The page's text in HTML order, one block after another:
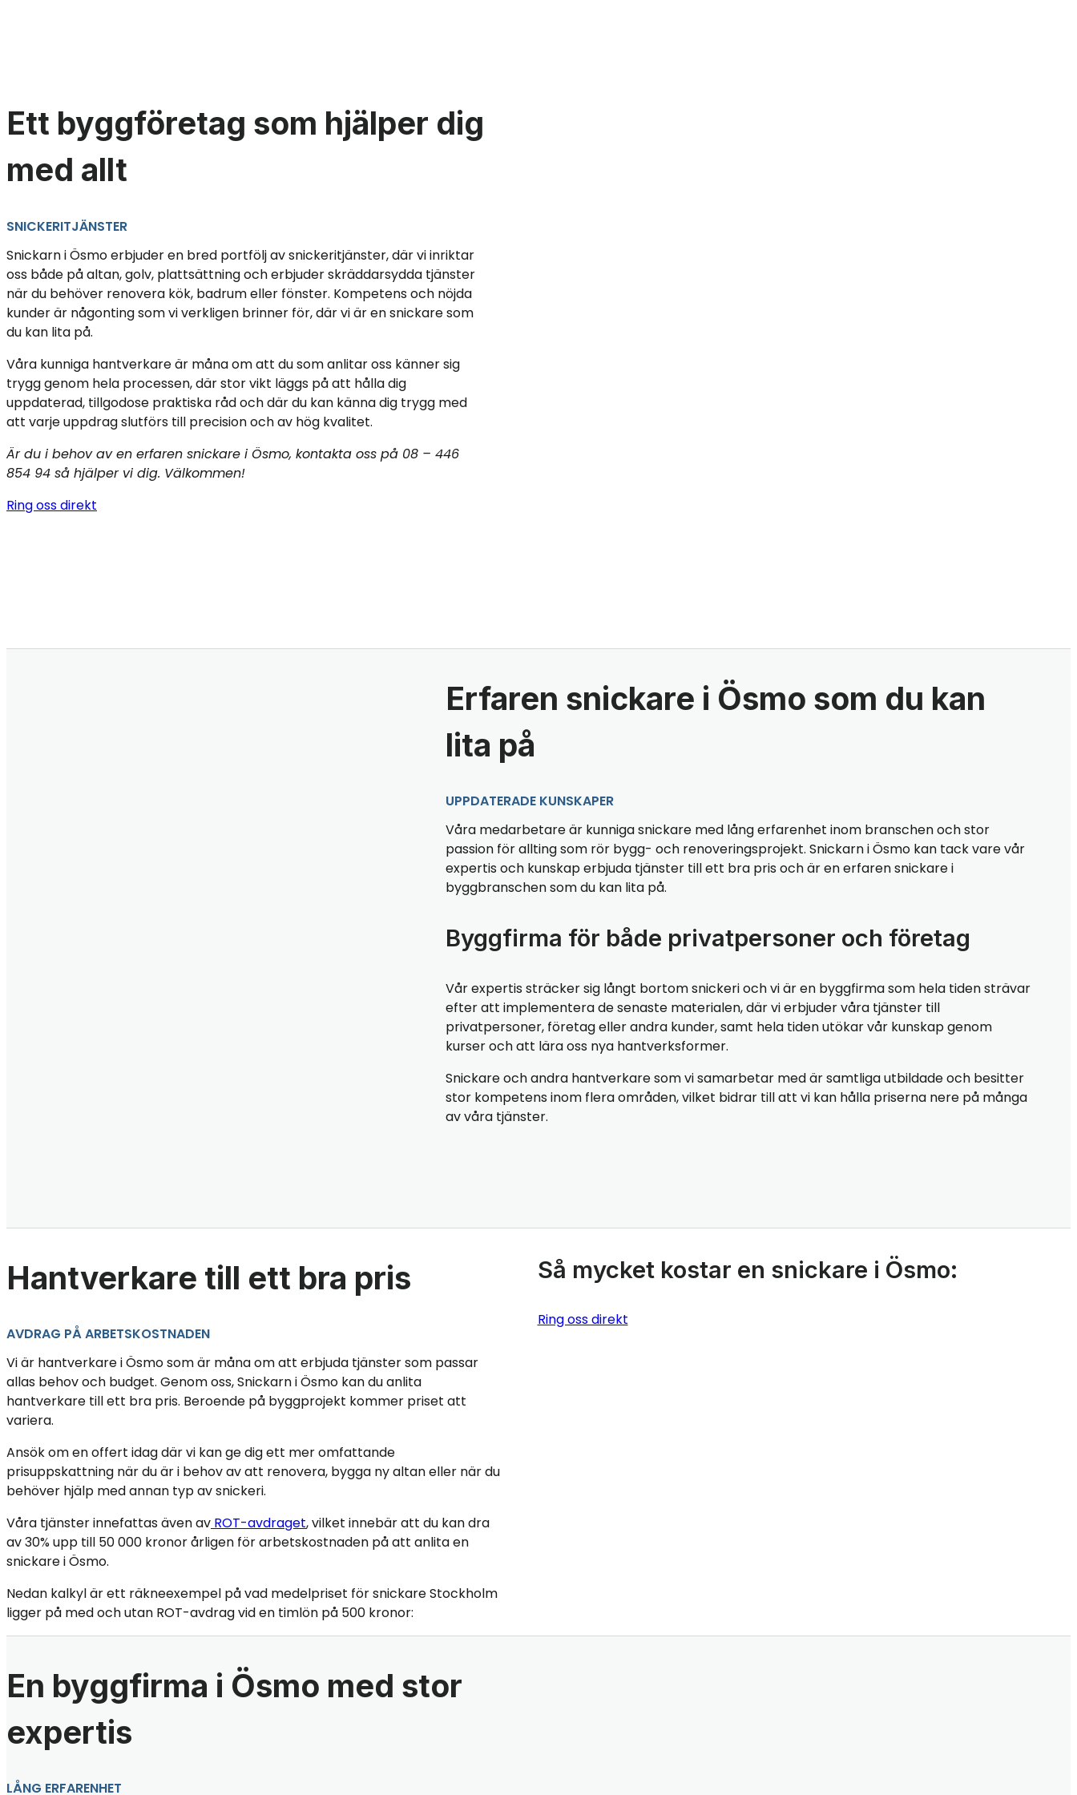
Ett byggföretag som hjälper dig
med allt
SNICKERITJÄNSTER
Snickarn i Ösmo erbjuder en bred portfölj av snickeritjänster, där vi inriktar
oss både på altan, golv, plattsättning och erbjuder skräddarsydda tjänster
när du behöver renovera kök, badrum eller fönster. Kompetens och nöjda
kunder är någonting som vi verkligen brinner för, där vi är en snickare som
du kan lita på.
Våra kunniga hantverkare är måna om att du som anlitar oss känner sig
trygg genom hela processen, där stor vikt läggs på att hålla dig
uppdaterad, tillgodose praktiska råd och där du kan känna dig trygg med
att varje uppdrag slutförs till precision och av hög kvalitet.
Är du i behov av en erfaren snickare i Ösmo, kontakta oss på 08 – 446
854 94 så hjälper vi dig. Välkommen!
Ring oss direkt
Erfaren snickare i Ösmo som du kan
lita på
UPPDATERADE KUNSKAPER
Våra medarbetare är kunniga snickare med lång erfarenhet inom branschen och stor
passion för allting som rör bygg- och renoveringsprojekt. Snickarn i Ösmo kan tack vare vår
expertis och kunskap erbjuda tjänster till ett bra pris och är en erfaren snickare i
byggbranschen som du kan lita på.
Byggfirma för både privatpersoner och företag
Vår expertis sträcker sig långt bortom snickeri och vi är en byggfirma som hela tiden strävar
efter att implementera de senaste materialen, där vi erbjuder våra tjänster till
privatpersoner, företag eller andra kunder, samt hela tiden utökar vår kunskap genom
kurser och att lära oss nya hantverksformer.
Snickare och andra hantverkare som vi samarbetar med är samtliga utbildade och besitter
stor kompetens inom flera områden, vilket bidrar till att vi kan hålla priserna nere på många
av våra tjänster.
Hantverkare till ett bra pris
AVDRAG PÅ ARBETSKOSTNADEN
Vi är hantverkare i Ösmo som är måna om att erbjuda tjänster som passar
allas behov och budget. Genom oss, Snickarn i Ösmo kan du anlita
hantverkare till ett bra pris. Beroende på byggprojekt kommer priset att
variera.
Ansök om en offert idag där vi kan ge dig ett mer omfattande
prisuppskattning när du är i behov av att renovera, bygga ny altan eller när du
behöver hjälp med annan typ av snickeri.
Våra tjänster innefattas även av ROT-avdraget, vilket innebär att du kan dra
av 30% upp till 50 000 kronor årligen för arbetskostnaden på att anlita en
snickare i Ösmo.
Nedan kalkyl är ett räkneexempel på vad medelpriset för snickare Stockholm
ligger på med och utan ROT-avdrag vid en timlön på 500 kronor:
Så mycket kostar en snickare i Ösmo:
Ring oss direkt
En byggfirma i Ösmo med stor
expertis
LÅNG ERFARENHET